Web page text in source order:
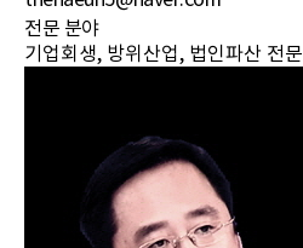
전문 분야
기업회생, 방위산업, 법인파산 전문